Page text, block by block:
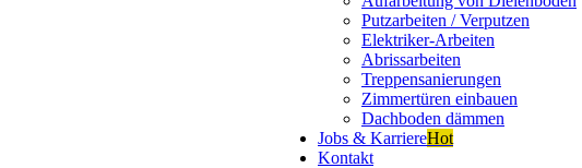
Putzarbeiten / Verputzen
Elektriker-Arbeiten
Abrissarbeiten
Treppensanierungen
Zimmertüren einbauen
Dachboden dämmen
Jobs & KarriereHot
Kontakt